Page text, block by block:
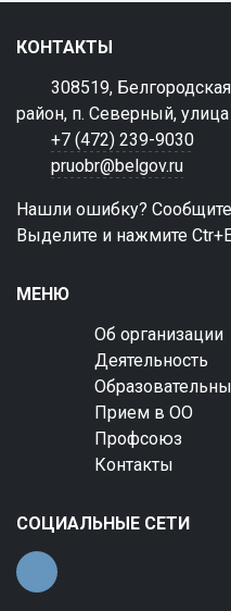
КОНТАКТЫ
308519,
район, п. Северный,
+7 (472) 239-9030
pruobr@belgov.ru
Нашли ошибку?
Выделите и нажмите
МЕНЮ
Об организации
Деятельность
Прием в ОО
Профсоюз
Контакты
СОЦИАЛЬНЫЕ СЕТИ